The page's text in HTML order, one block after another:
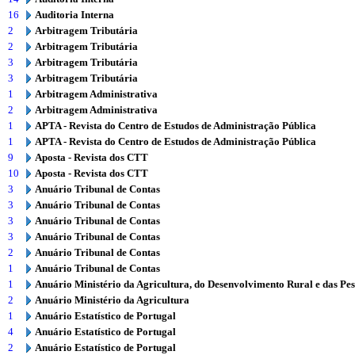
16
Auditoria Interna
2
Arbitragem Tributária
2
Arbitragem Tributária
3
Arbitragem Tributária
3
Arbitragem Tributária
1
Arbitragem Administrativa
2
Arbitragem Administrativa
1
APTA - Revista do Centro de Estudos de Administração Pública
1
APTA - Revista do Centro de Estudos de Administração Pública
9
Aposta - Revista dos CTT
10
Aposta - Revista dos CTT
3
Anuário Tribunal de Contas
3
Anuário Tribunal de Contas
3
Anuário Tribunal de Contas
3
Anuário Tribunal de Contas
2
Anuário Tribunal de Contas
1
Anuário Tribunal de Contas
1
Anuário Ministério da Agricultura, do Desenvolvimento Rural e das
2
Anuário Ministério da Agricultura
1
Anuário Estatístico de Portugal
4
Anuário Estatístico de Portugal
2
Anuário Estatístico de Portugal